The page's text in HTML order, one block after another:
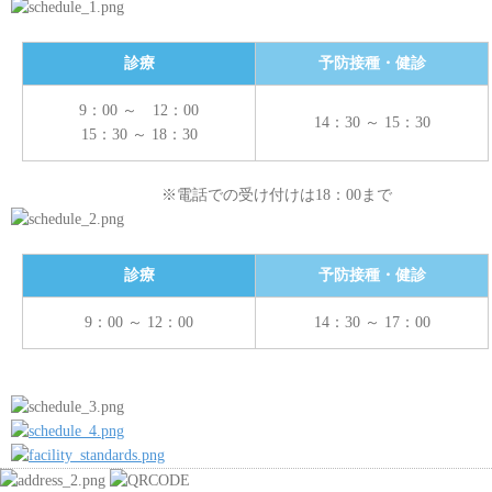
診療 予防接種・健診
9：00 ～ 12：00
15：30 ～ 18：30
14：30 ～ 15：30
※電話での受け付けは18：00まで
診療 予防接種・健診
9：00 ～ 12：00 14：30 ～ 17：00